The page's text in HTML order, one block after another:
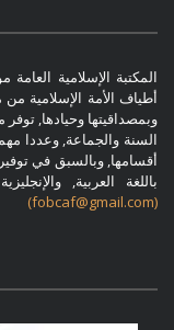
المكتبة الإسلامية
أطياف الأمة الإسلامية من
وبمصداقيتها وحيادها,
السنة والجماعة, وعددا
أقسامها, وبالسبق في
باللغة العربية,
(fobcaf@gmail.com)